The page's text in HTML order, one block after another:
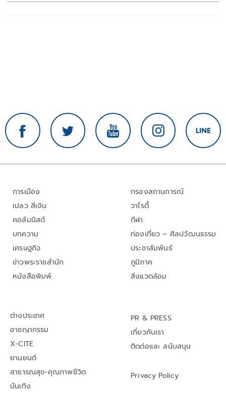
การเมือง
เปลว สีเงิน
คอลัมนิสต์
บทความ
เศรษฐกิจ
ข่าวพระราชสำนัก
หนังสือพิมพ์
กรองสถานการณ์
วาไรตี้
กีฬา
ท่องเที่ยว – ศิลปวัฒนธรรม
ประชาสัมพันธ์
ภูมิภาค
สิ่งแวดล้อม
ต่างประเทศ
อาชญากรรม
X-CITE
ยานยนต์
สาธารณสุข-คุณภาพชีวิต
บันเทิง
PR & PRESS
เกี่ยวกับเรา
ติดต่อและ สนับสนุน
Privacy Policy